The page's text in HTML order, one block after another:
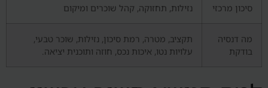
סיכון מרכזי נזילות, תחזוקה, קהל שוכרים ומיקום
מה דנסיה
בודקת
תקציב, מטרה, רמת סיכון, נזילות, שוכר טבעי,
עלויות נטו, איכות נכס, חוזה ותוכנית יציאה.